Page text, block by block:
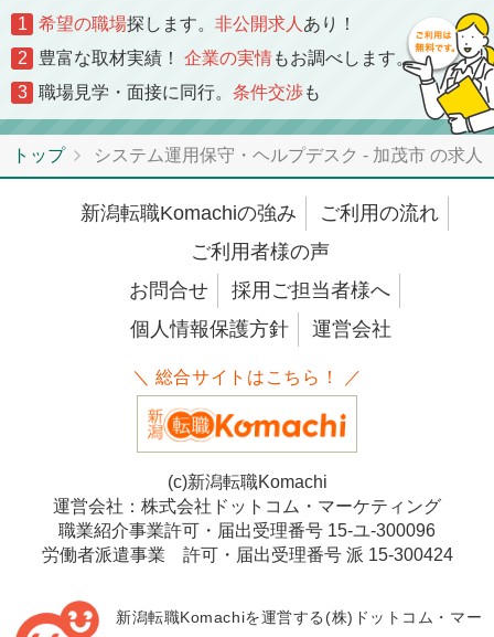
1 希望の職場探します。 非公開求人 あり！
2
豊富な取材実績！ 企業の実情もお調べします。
3
職場見学・面接に同行。 条件交渉も
トップ システム運用保守・ヘルプデスク - 加茂市 の求人
新潟転職Komachiの強み
ご利用の流れ
ご利用者様の声
お問合せ
採用ご担当者様へ
個人情報保護方針
運営会社
＼ 総合サイトはこちら！ ／
(c)新潟転職Komachi
運営会社：株式会社ドットコム・マーケティング
職業紹介事業許可・届出受理番号 15-ユ-300096
労働者派遣事業 許可・届出受理番号 派 15-300424
新潟転職Komachiを運営する(株)ドットコム・マー